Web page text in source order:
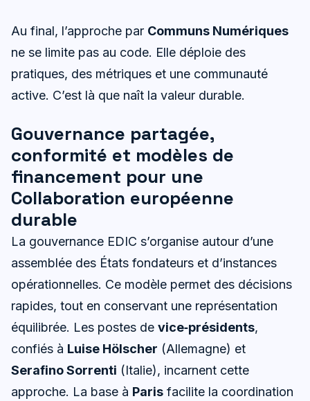
Au final, l’approche par Communs Numériques
ne se limite pas au code. Elle déploie des
pratiques, des métriques et une communauté
active. C’est là que naît la valeur durable.
Gouvernance partagée,
conformité et modèles de
financement pour une
Collaboration européenne
durable
La gouvernance EDIC s’organise autour d’une
assemblée des États fondateurs et d’instances
opérationnelles. Ce modèle permet des décisions
rapides, tout en conservant une représentation
équilibrée. Les postes de vice‑présidents,
confiés à Luise Hölscher (Allemagne) et
Serafino Sorrenti (Italie), incarnent cette
approche. La base à Paris facilite la coordination